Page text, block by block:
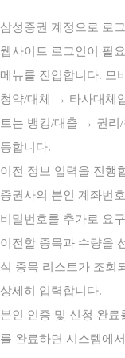
삼성증권 계정으로 로
웹사이트 로그인이 필
메뉴를 진입합니다.
청약/대체 → 타사대체
트는 뱅킹/대출 → 권리
동합니다.
이전 정보 입력을 진행
증권사의 본인 계좌번
비밀번호를 추가로 요
이전할 종목과 수량을
식 종목 리스트가 조회
상세히 입력합니다.
본인 인증 및 신청 완
를 완료하면 시스템에